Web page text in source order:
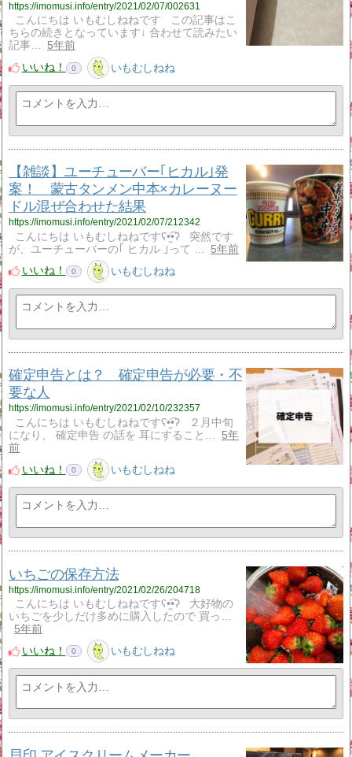
https://imomusi.info/entry/2021/02/07/002631
こんにちは いもむしねねです この記事はこ
ちらの続きとなっています↓ 合わせて読みたい
記事…
5年前
いいね！
0 いもむしねね
【雑談】ユーチューバー｢ヒカル｣発
案！ 蒙古タンメン中本×カレーヌー
ドル混ぜ合わせた結果
https://imomusi.info/entry/2021/02/07/212342
こんにちは いもむしねねですʕ•̫͡•ʔ 突然です
が、ユーチューバーの｢ ヒカル ｣って …
5年前
いいね！
0 いもむしねね
確定申告とは？ 確定申告が必要・不
要な人
https://imomusi.info/entry/2021/02/10/232357
こんにちは いもむしねねですʕ•̫͡•ʔ ２月中旬
になり、 確定申告 の話を 耳にすること…
5年
前
いいね！
0 いもむしねね
いちごの保存方法
https://imomusi.info/entry/2021/02/26/204718
こんにちは いもむしねねですʕ•̫͡•ʔ 大好物の
いちごを少しだけ多めに購入したので 買っ…
5年前
いいね！
0 いもむしねね